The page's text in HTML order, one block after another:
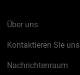
Über uns
Kontaktieren Sie uns
Nachrichtenraum